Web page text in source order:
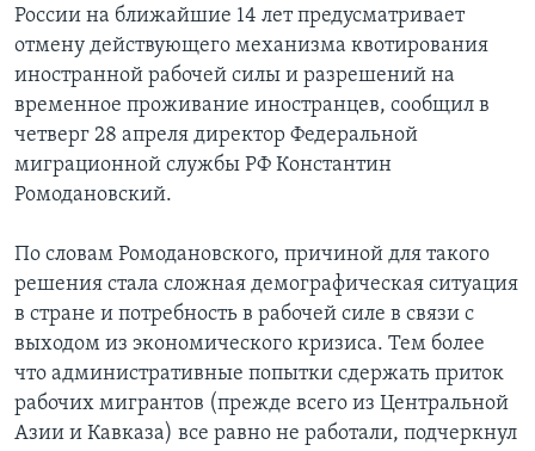
России на ближайшие 14 лет предусматривает
отмену действующего механизма квотирования
иностранной рабочей силы и разрешений на
временное проживание иностранцев, сообщил в
четверг 28 апреля директор Федеральной
миграционной службы РФ Константин
Ромодановский.
По словам Ромодановского, причиной для такого
решения стала сложная демографическая ситуация
в стране и потребность в рабочей силе в связи с
выходом из экономического кризиса. Тем более
что административные попытки сдержать приток
рабочих мигрантов (прежде всего из Центральной
Азии и Кавказа) все равно не работали, подчеркнул